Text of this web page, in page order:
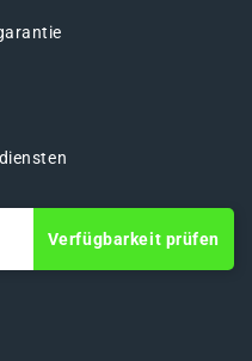
Verfügbarkeit prüfen